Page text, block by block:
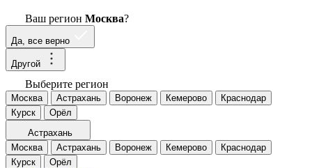
Ваш регион Москва?
Да, все верно
Другой
Выберите регион
Москва Астрахань Воронеж Кемерово
Краснодар
Курск
Орёл
Астрахань
Москва
Астрахань Воронеж Кемерово
Краснодар
Курск
Орёл